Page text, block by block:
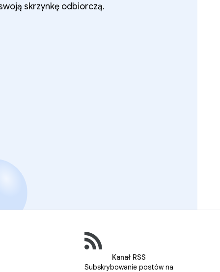
skrzynkę odbiorczą.
Kanał RSS
Subskrybowanie postów na